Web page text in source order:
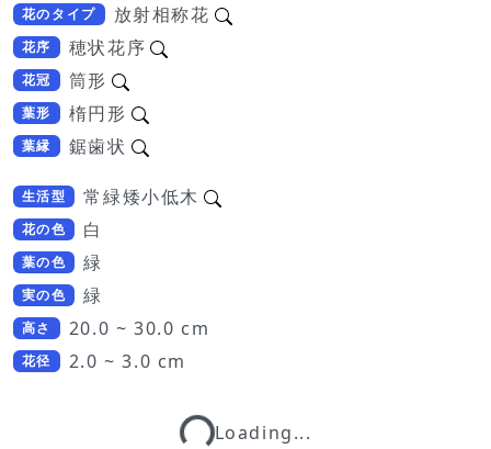
花のタイプ 放射相称花
花序 穂状花序
花冠 筒形
葉形 楕円形
葉縁 鋸歯状
生活型 常緑矮小低木
花の色 白
葉の色 緑
実の色 緑
高さ 20.0 ~ 30.0 cm
花径 2.0 ~ 3.0 cm
Loading...
Loading...